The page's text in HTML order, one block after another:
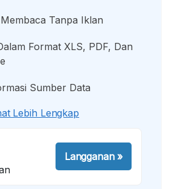
Tanpa Iklan
Format XLS, PDF, Dan
Sumber Data
Lebih Lengkap
Langganan»